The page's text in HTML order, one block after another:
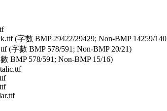
(字數 BMP 29422/29429; Non-BMP 14259/
數 BMP 578/591; Non-BMP 20/21)
BMP 578/591; Non-BMP 15/16)